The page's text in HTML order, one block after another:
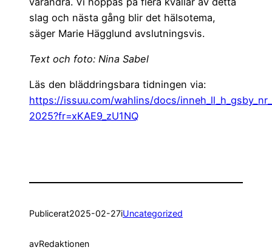
slag och nästa gång blir det hälsotema,
säger Marie Hägglund avslutningsvis.
Text och foto: Nina Sabel
Läs den bläddringsbara tidningen via:
https://issuu.com/wahlins/docs/
2025?fr=xKAE9_zU1NQ
Publicerat2025-02-27iUncategorized
avRedaktionen